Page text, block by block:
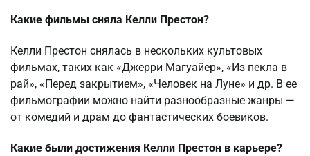
Какие фильмы сняла Келли Престон?
Келли Престон снялась в нескольких культовых
фильмах, таких как «Джерри Магуайер», «Из пекла в
рай», «Перед закрытием», «Человек на Луне» и др. В ее
фильмографии можно найти разнообразные жанры —
от комедий и драм до фантастических боевиков.
Какие были достижения Келли Престон в карьере?